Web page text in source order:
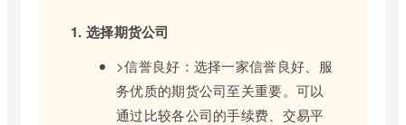
1. 选择期货公司
>信誉良好：选择一家信誉良好、服
务优质的期货公司至关重要。可以
通过比较各公司的手续费、交易平